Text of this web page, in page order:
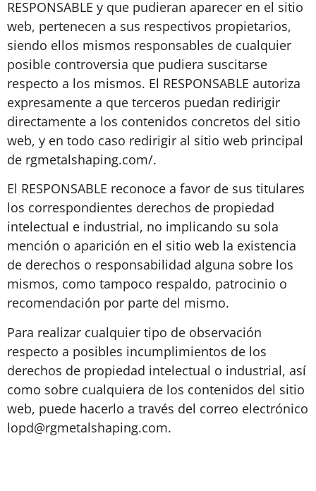
RESPONSABLE y que pudieran aparecer en el sitio
web, pertenecen a sus respectivos propietarios,
siendo ellos mismos responsables de cualquier
posible controversia que pudiera suscitarse
respecto a los mismos. El RESPONSABLE autoriza
expresamente a que terceros puedan redirigir
directamente a los contenidos concretos del sitio
web, y en todo caso redirigir al sitio web principal
de rgmetalshaping.com/.
El RESPONSABLE reconoce a favor de sus titulares
los correspondientes derechos de propiedad
intelectual e industrial, no implicando su sola
mención o aparición en el sitio web la existencia
de derechos o responsabilidad alguna sobre los
mismos, como tampoco respaldo, patrocinio o
recomendación por parte del mismo.
Para realizar cualquier tipo de observación
respecto a posibles incumplimientos de los
derechos de propiedad intelectual o industrial, así
como sobre cualquiera de los contenidos del sitio
web, puede hacerlo a través del correo electrónico
lopd@rgmetalshaping.com.